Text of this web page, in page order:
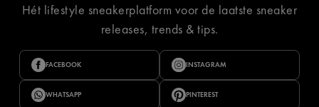
Hét lifestyle sneakerplatform voor de laatste sneaker
releases, trends & tips.
FACEBOOK INSTAGRAM
WHATSAPP PINTEREST